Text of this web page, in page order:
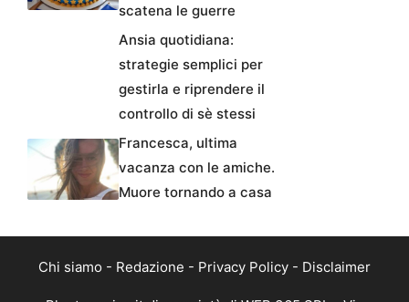
scatena le guerre
Ansia quotidiana:
strategie semplici per
gestirla e riprendere il
controllo di sè stessi
Francesca, ultima
vacanza con le amiche.
Muore tornando a casa
Chi siamo - Redazione - Privacy Policy - Disclaimer